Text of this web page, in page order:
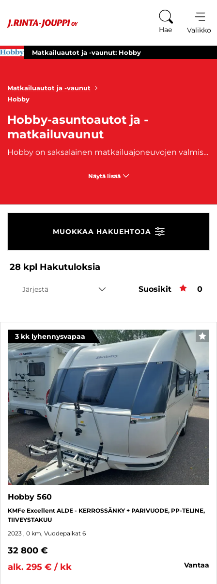
Hae Valikko
Matkailuautot ja -vaunut: Hobby
Matkailuautot ja -vaunut
Hobby
Hobby-asuntoautot ja -
matkailuvaunut
Hobby on saksalainen matkailuajoneuvojen valmistaja, joka on perustettu vuonna 1967. Yksi maailman suurimmista matkailuajoneuvoyrityksistä on tuttu tehokkaasta ja sulavasta caravan-mallistosta, joka tarjoaa integroidut ja puoli-integroidut matkailuautot, asuntovaunut, retkeilyautot sekä alkovimallit. Suosituimpia malleja ovat
Näytä lisää
MUOKKAA HAKUEHTOJA
28 kpl Hakutuloksia
Järjestä Suosikit 0
3 kk lyhennysvapaa
Hobby 560
KMFe Excellent ALDE - KERROSSÄNKY + PARIVUODE, PP-TELINE,
TIIVEYSTAKUU
2023 , 0 km, Vuodepaikat 6
32 800 €
alk. 295 € / kk
vantaa